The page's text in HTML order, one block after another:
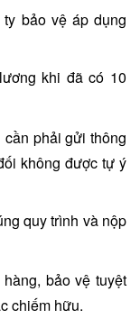
bảo vệ áp dụng
khi đã có 10
phải gửi thông
không được tự ý
quy trình và nộp
bảo vệ tuyệt
chiếm hữu.